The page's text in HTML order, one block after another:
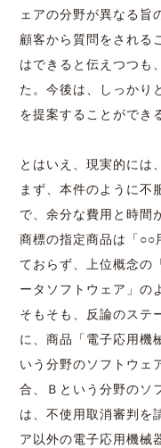
ェアの分野が異なる旨
顧客から質問をされる
はできると伝えつつも
た。今後は、しっかり
を提案することができ
とはいえ、現実的には
まず、本件のように不
で、余分な費用と時間
商標の指定商品は「○○
ておらず、上位概念の
ータソフトウェア」の
そもそも、反論のステ
に、商品「電子応用機
いう分野のソフトウェ
合、Ｂという分野のソ
は、不使用取消審判を
ア以外の電子応用機械